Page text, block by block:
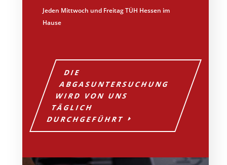
Jeden Mittwoch und Freitag TÜH Hessen im
Hause
DIE
ABGASUNTERSUCHUNG
WIRD VON UNS
TÄGLICH
DURCHGEFÜHRT